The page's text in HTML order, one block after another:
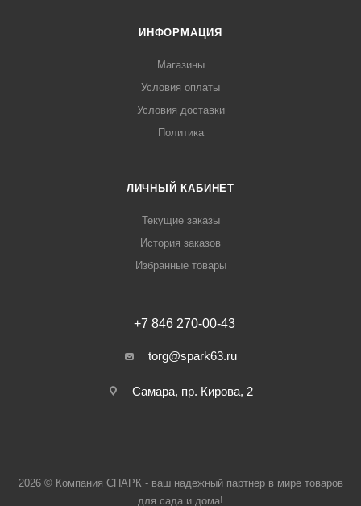
ИНФОРМАЦИЯ
Магазины
Условия оплаты
Условия доставки
Политика
ЛИЧНЫЙ КАБИНЕТ
Текущие заказы
История заказов
Избранные товары
+7 846 270-00-43
torg@spark63.ru
Самара, пр. Кирова, 2
2026 © Компания СПАРК - ваш надежный партнер в мире товаров
для сада и дома!